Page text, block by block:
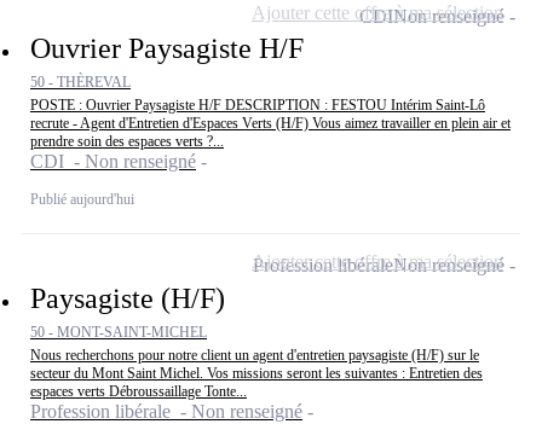
Ouvrier Paysagiste H/F
50 - THÈREVAL
POSTE : Ouvrier Paysagiste H/F DESCRIPTION : FESTOU Intérim Saint-Lô
recrute - Agent d'Entretien d'Espaces Verts (H/F) Vous aimez travailler en plein air et
prendre soin des espaces verts ?...
CDI - Non renseigné
Publié aujourd'hui
CDINon renseigné
Ajouter cette offre à ma sélection
Paysagiste (H/F)
50 - MONT-SAINT-MICHEL
Nous recherchons pour notre client un agent d'entretien paysagiste (H/F) sur le
secteur du Mont Saint Michel. Vos missions seront les suivantes : Entretien des
espaces verts Débroussaillage Tonte...
Profession libérale - Non renseigné
Profession libéraleNon renseigné
Ajouter cette offre à ma sélection